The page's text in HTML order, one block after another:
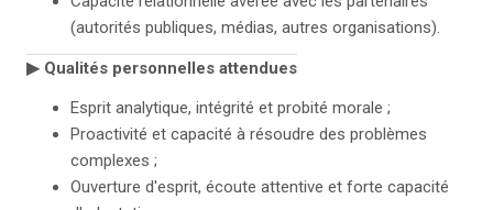
(autorités publiques, médias, autres organisations).
▶ Qualités personnelles attendues
Esprit analytique, intégrité et probité morale ;
Proactivité et capacité à résoudre des problèmes
complexes ;
Ouverture d'esprit, écoute attentive et forte capacité